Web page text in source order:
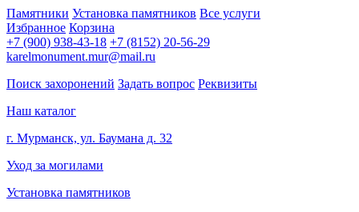
Памятники Установка памятников Все услуги
Избранное Корзина
+7 (900) 938-43-18 +7 (8152) 20-56-29
karelmonument.mur@mail.ru
Поиск захоронений Задать вопрос Реквизиты
Наш каталог
г. Мурманск, ул. Баумана д. 32
Уход за могилами
Установка памятников